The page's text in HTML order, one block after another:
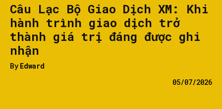
Câu Lạc Bộ Giao Dịch XM: Khi
hành trình giao dịch trở
thành giá trị đáng được ghi
nhận
By Edward
05/07/2026